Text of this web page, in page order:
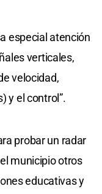
especial atención
verticales,
velocidad,
y el control”.
probar un radar
municipio otros
educativas y